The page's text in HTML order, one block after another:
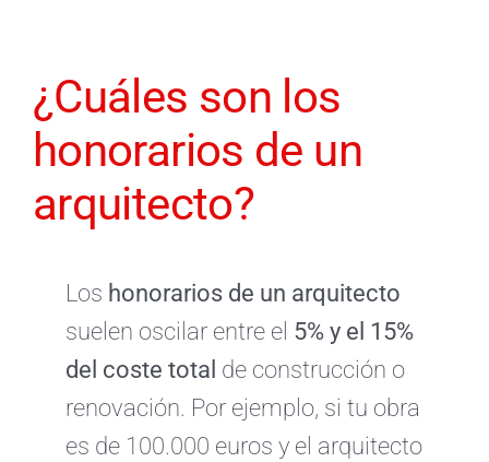
¿Cuáles son los
honorarios de un
arquitecto?
Los honorarios de un arquitecto
suelen oscilar entre el 5% y el 15%
del coste total de construcción o
renovación. Por ejemplo, si tu obra
es de 100.000 euros y el arquitecto